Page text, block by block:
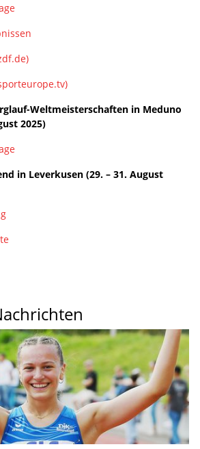
Weltmeisterschaften in Meduno
2025)
in Leverkusen (29. – 31. August